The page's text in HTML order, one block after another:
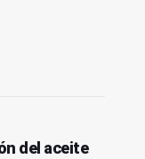
del aceite